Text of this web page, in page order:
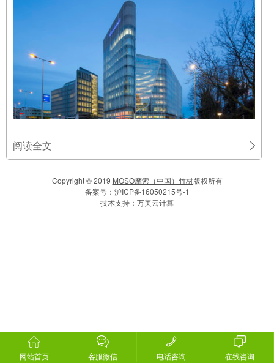
阅读全文
网站首页 客服微信 电话咨询 在线咨询
Copyright © 2019 MOSO摩索（中国）竹材版权所有
备案号： 沪ICP备16050215号-1
技术支持： 万美云计算